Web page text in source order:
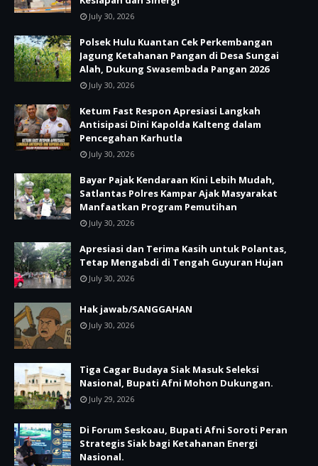
July 30, 2026
Polsek Hulu Kuantan Cek Perkembangan
Jagung Ketahanan Pangan di Desa Sungai
Alah, Dukung Swasembada Pangan 2026
July 30, 2026
Ketum Fast Respon Apresiasi Langkah
Antisipasi Dini Kapolda Kalteng dalam
Pencegahan Karhutla
July 30, 2026
Bayar Pajak Kendaraan Kini Lebih Mudah,
Satlantas Polres Kampar Ajak Masyarakat
Manfaatkan Program Pemutihan
July 30, 2026
Apresiasi dan Terima Kasih untuk Polantas,
Tetap Mengabdi di Tengah Guyuran Hujan
July 30, 2026
Hak jawab/SANGGAHAN
July 30, 2026
Tiga Cagar Budaya Siak Masuk Seleksi
Nasional, Bupati Afni Mohon Dukungan.
July 29, 2026
Di Forum Seskoau, Bupati Afni Soroti Peran
Strategis Siak bagi Ketahanan Energi
Nasional.